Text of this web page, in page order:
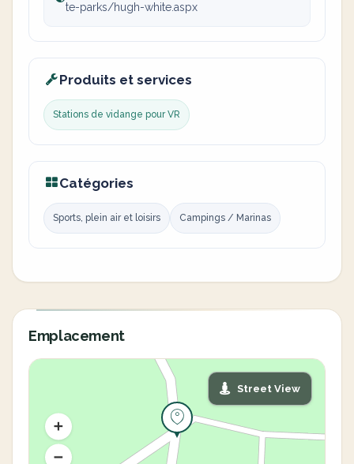
te-parks/hugh-white.aspx
Produits et services
Stations de vidange pour VR
Catégories
Sports, plein air et loisirs Campings / Marinas
Emplacement
Street View